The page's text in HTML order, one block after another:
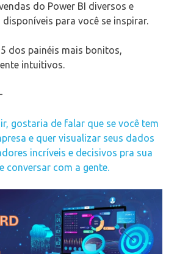
do Power BI diversos e
para você se inspirar.
dos painéis mais bonitos,
intuitivos.
gostaria de falar que se você tem
e quer visualizar seus dados
incríveis e decisivos pra sua
conversar com a gente.